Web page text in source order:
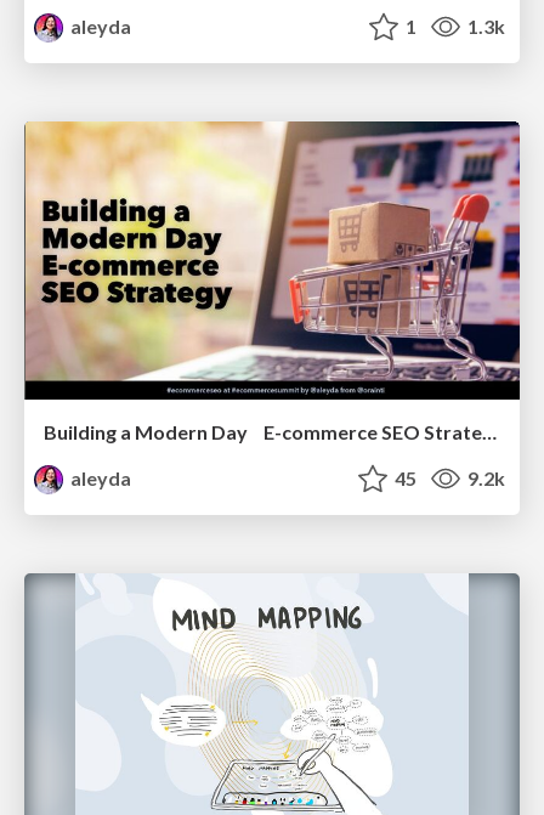
aleyda
1 1.3k
Building a Modern Day E-commerce SEO Strategy
aleyda
45 9.2k